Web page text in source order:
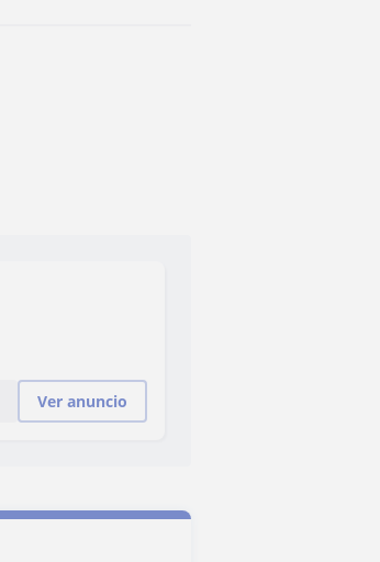
Ver anuncio